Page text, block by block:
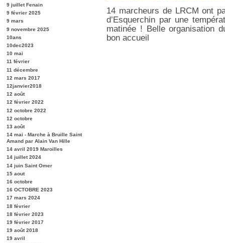
9 juillet Fenain
9 février 2025
9 mars
9 novembre 2025
10ans
10dec2023
10 mai
11 février
11 décembre
12 mars 2017
12janvier2018
12 août
12 février 2022
12 octobre 2022
12 octobre
13 août
14 mai - Marche à Bruille Saint
Amand par Alain Van Hille
14 avril 2019 Maroilles
14 juillet 2024
14 juin Saint Omer
15 aout
16 octobre
16 OCTOBRE 2023
17 mars 2024
18 février
18 février 2023
19 février 2017
19 août 2018
19 avril
14 marcheurs de LRCM ont
d’Esquerchin par une
matinée ! Belle organisation
bon accueil